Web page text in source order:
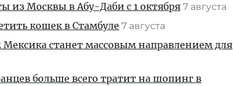
из Москвы в Абу-Даби с 1 октября 7 августа
кошек в Стамбуле 7 августа
станет массовым направлением для
больше всего тратит на шопинг в